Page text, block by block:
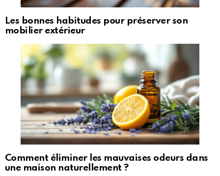
Les bonnes habitudes pour préserver son
mobilier extérieur
Comment éliminer les mauvaises odeurs dans
une maison naturellement ?